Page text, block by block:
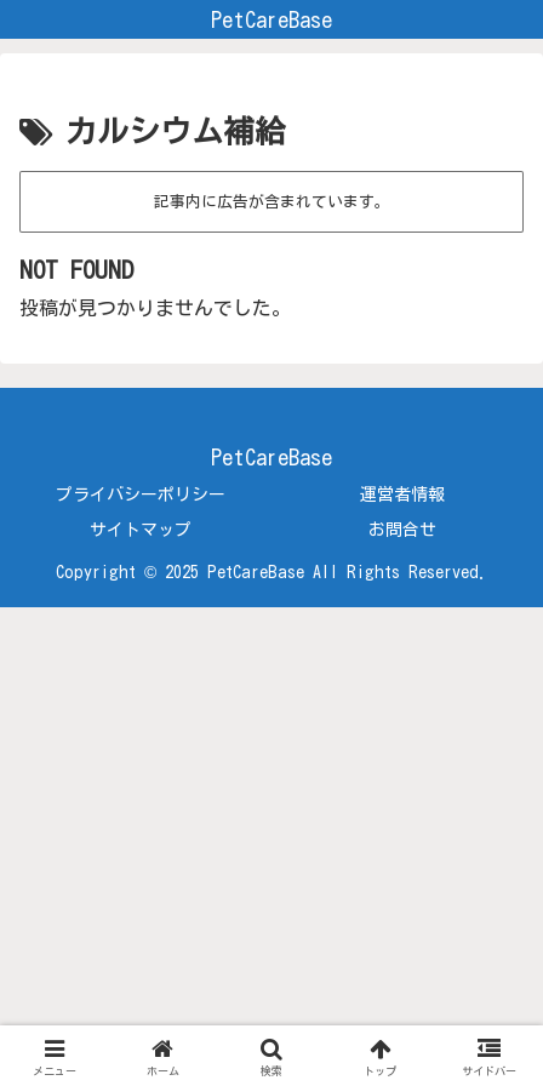
PetCareBase
カルシウム補給
記事内に広告が含まれています。
NOT FOUND
投稿が見つかりませんでした。
PetCareBase
プライバシーポリシー 運営者情報
サイトマップ お問合せ
Copyright © 2025 PetCareBase All Rights Reserved.
メニュー ホーム 検索 トップ サイドバー